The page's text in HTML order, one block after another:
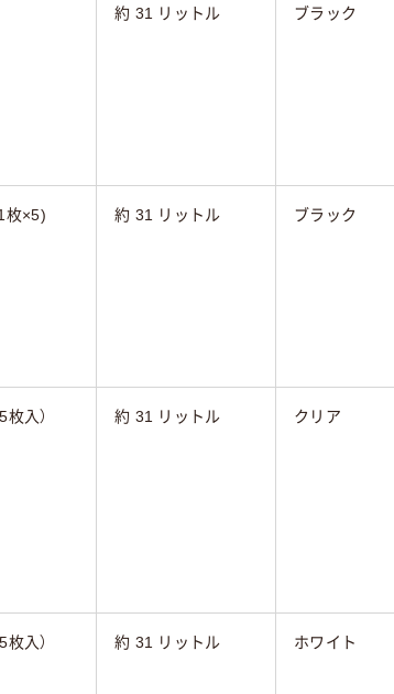
約 31 リットル ブラック
枚×5) 約 31 リットル ブラック
枚入） 約 31 リットル クリア
枚入） 約 31 リットル ホワイト